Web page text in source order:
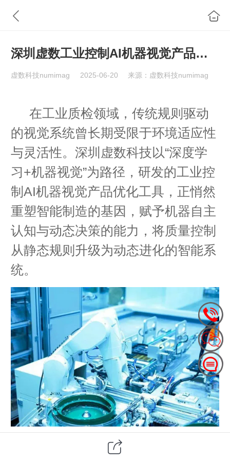
深圳虚数工业控制AI机器视觉产品优化工具
虚数科技numimag 2025-06-20 来源：虚数科技numimag
在工业质检领域，传统规则驱动
的视觉系统曾长期受限于环境适应性
与灵活性。深圳虚数科技以“深度学
习+机器视觉”为路径，研发的工业控
制AI机器视觉产品优化工具，正悄然
重塑智能制造的基因，赋予机器自主
认知与动态决策的能力，将质量控制
从静态规则升级为动态进化的智能系
统。
深圳虚数工业控制AI机器视觉产